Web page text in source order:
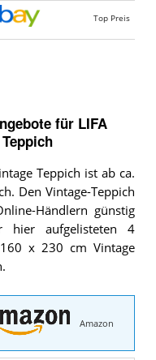
Top Preis
für LIFA
Teppich ist ab ca.
Den Vintage-Teppich
Händlern günstig
hier aufgelisteten 4
x 230 cm Vintage
Amazon